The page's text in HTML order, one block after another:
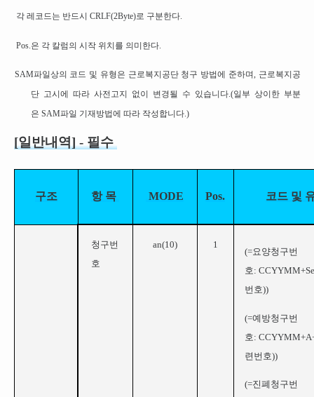
각 레코드는 반드시 CRLF(2Byte)로 구분한다.
Pos.은 각 칼럼의 시작 위치를 의미한다.
SAM파일상의 코드 및 유형은 근로복지공단 청구 방법에 준하며, 근로복지공
단 고시에 따라 사전고지 없이 변경될 수 있습니다.(일부 상이한 부분
은 SAM파일 기재방법에 따라 작성합니다.)
[일반내역] - 필수
구조 항 목 MODE Pos. 코드 및
청구번
호
an(10) 1
(=요양청구번
호:
번호))
(=예방청구번
호:
련번호))
(=진폐청구번